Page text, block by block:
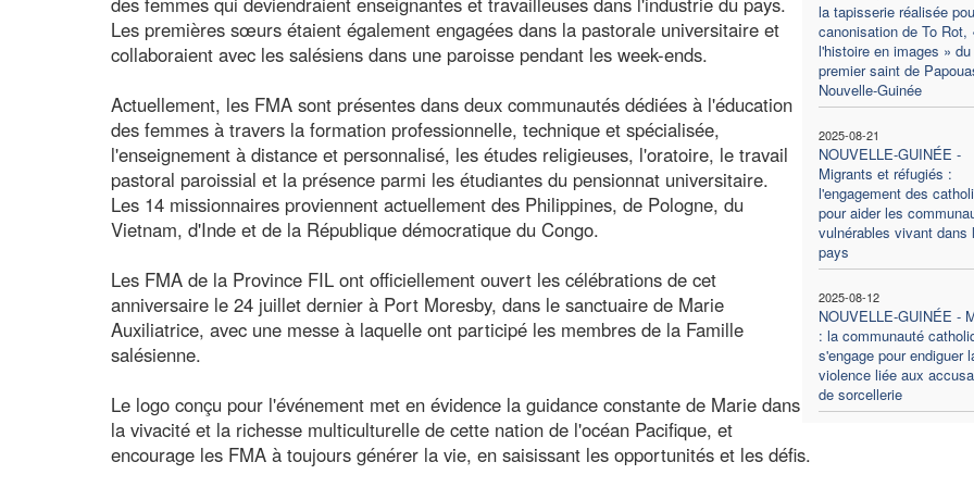
la tapisserie réalisée
canonisation de To Rot,
l'histoire en images » du
premier saint de
Nouvelle-Guinée
2025-08-21
NOUVELLE-GUINÉE -
Migrants et réfugiés :
l'engagement des
pour aider les
vulnérables vivant dans
pays
2025-08-12
NOUVELLE-GUINÉE -
: la communauté
s'engage pour endiguer
violence liée aux
de sorcellerie
Les premières sœurs étaient également engagées dans la pastorale universitaire et
collaboraient avec les salésiens dans une paroisse pendant les week-ends.
Actuellement, les FMA sont présentes dans deux communautés dédiées à l'éducation
des femmes à travers la formation professionnelle, technique et spécialisée,
l'enseignement à distance et personnalisé, les études religieuses, l'oratoire, le travail
pastoral paroissial et la présence parmi les étudiantes du pensionnat universitaire.
Les 14 missionnaires proviennent actuellement des Philippines, de Pologne, du
Vietnam, d'Inde et de la République démocratique du Congo.
Les FMA de la Province FIL ont officiellement ouvert les célébrations de cet
anniversaire le 24 juillet dernier à Port Moresby, dans le sanctuaire de Marie
Auxiliatrice, avec une messe à laquelle ont participé les membres de la Famille
salésienne.
Le logo conçu pour l'événement met en évidence la guidance constante de Marie dans
la vivacité et la richesse multiculturelle de cette nation de l'océan Pacifique, et
encourage les FMA à toujours générer la vie, en saisissant les opportunités et les défis.